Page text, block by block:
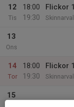
12
Tis
18:00
19:30
Flickor
13
Ons
14
Tor
18:00
19:30
Flickor
15